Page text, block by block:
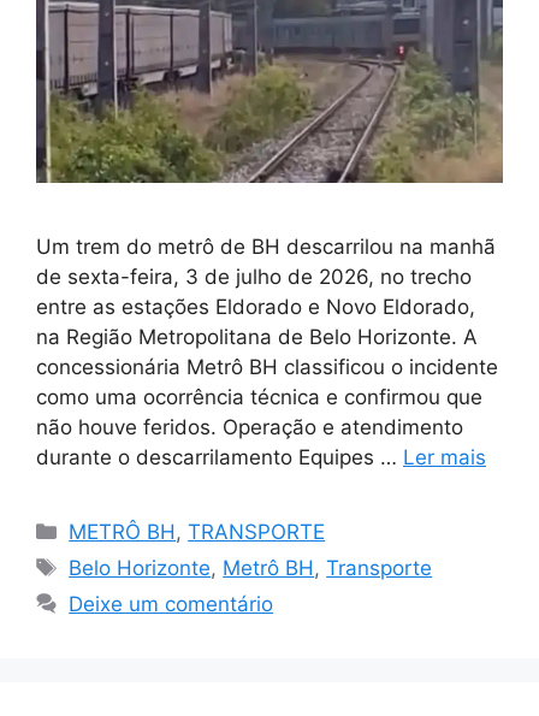
Um trem do metrô de BH descarrilou na manhã
de sexta-feira, 3 de julho de 2026, no trecho
entre as estações Eldorado e Novo Eldorado,
na Região Metropolitana de Belo Horizonte. A
concessionária Metrô BH classificou o incidente
como uma ocorrência técnica e confirmou que
não houve feridos. Operação e atendimento
durante o descarrilamento Equipes … Ler mais
Categorias
METRÔ BH ,TRANSPORTE
Tags
Belo Horizonte, Metrô BH ,Transporte
Deixe um comentário